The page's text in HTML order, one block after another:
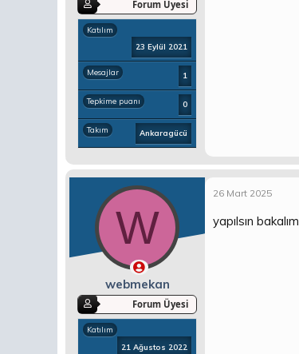
Forum Üyesi
Katılım
23 Eylül 2021
Mesajlar 1
Tepkime puanı 0
Takım Ankaragücü
W
webmekan
Forum Üyesi
Katılım
21 Ağustos 2022
26 Mart 2025
yapılsın bakalım